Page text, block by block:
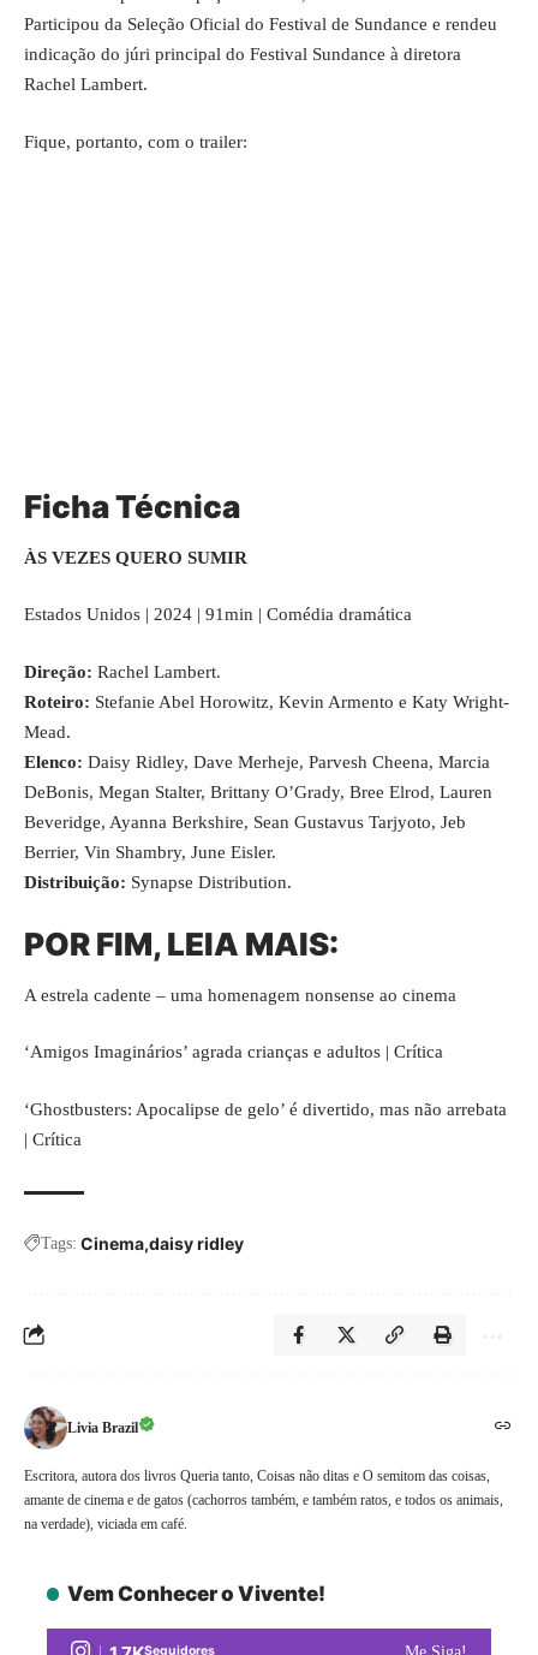
Participou da Seleção Oficial do Festival de Sundance e rendeu
indicação do júri principal do Festival Sundance à diretora
Rachel Lambert.
Fique, portanto, com o trailer:
Ficha Técnica
ÀS VEZES QUERO SUMIR
Estados Unidos | 2024 | 91min | Comédia dramática
Direção: Rachel Lambert.
Roteiro: Stefanie Abel Horowitz, Kevin Armento e Katy Wright-
Mead.
Elenco: Daisy Ridley, Dave Merheje, Parvesh Cheena, Marcia
DeBonis, Megan Stalter, Brittany O’Grady, Bree Elrod, Lauren
Beveridge, Ayanna Berkshire, Sean Gustavus Tarjyoto, Jeb
Berrier, Vin Shambry, June Eisler.
Distribuição: Synapse Distribution.
POR FIM, LEIA MAIS:
A estrela cadente – uma homenagem nonsense ao cinema
‘Amigos Imaginários’ agrada crianças e adultos | Crítica
‘Ghostbusters: Apocalipse de gelo’ é divertido, mas não arrebata
| Crítica
Tags: Cinema daisy ridley
Livia Brazil
Escritora, autora dos livros Queria tanto, Coisas não ditas e O semitom das coisas,
amante de cinema e de gatos (cachorros também, e também ratos, e todos os animais,
na verdade), viciada em café.
Vem Conhecer o Vivente!
Seguidores